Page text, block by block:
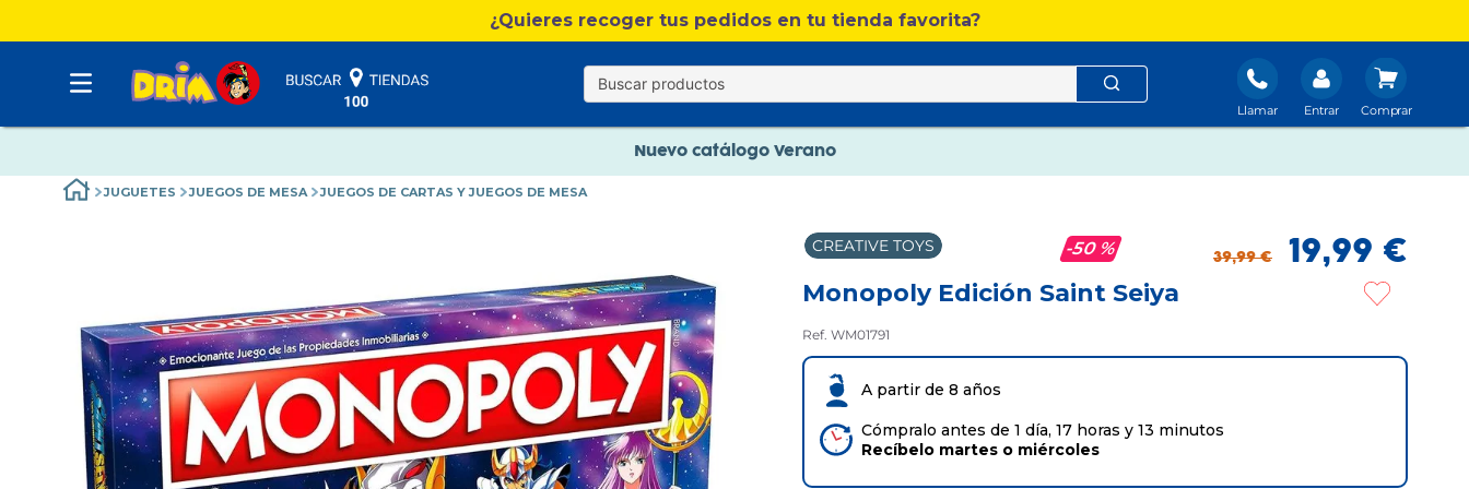
¿Quieres recoger tus pedidos en tu tienda favorita?
Llamar Entrar
Paga en 3 plazos sin intereses
Nuevo catálogo Verano
JUGUETES JUEGOS DE MESA JUEGOS DE CARTAS Y JUEGOS DE MESA
CREATIVE TOYS 50 % 39,99 € 19,99 €
Monopoly Edición Saint Seiya
Ref. WM01791
A partir de 8 años
Cómpralo antes de 1 día, 17 horas y 13 minutos
Recíbelo martes o miércoles